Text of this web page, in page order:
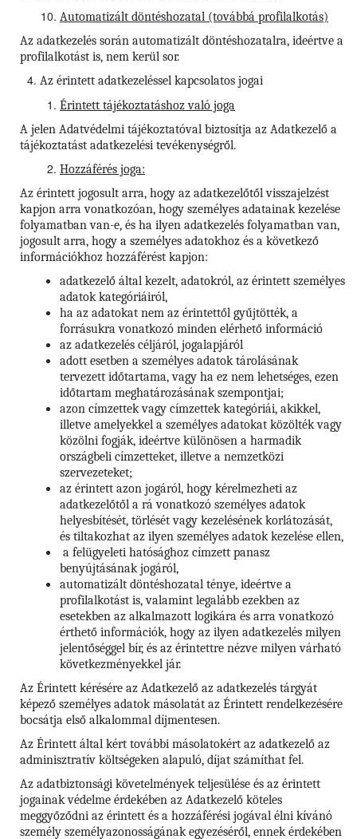
Automatizált döntéshozatal (továbbá profilalkotás)
Az adatkezelés során automatizált döntéshozatalra, ideértve a
profilalkotást is, nem kerül sor.
Az érintett adatkezeléssel kapcsolatos jogai
Érintett tájékoztatáshoz való joga
A jelen Adatvédelmi tájékoztatóval biztosítja az Adatkezelő a
tájékoztatást adatkezelési tevékenységről.
Hozzáférés joga:
Az érintett jogosult arra, hogy az adatkezelőtől visszajelzést
kapjon arra vonatkozóan, hogy személyes adatainak kezelése
folyamatban van-e, és ha ilyen adatkezelés folyamatban van,
jogosult arra, hogy a személyes adatokhoz és a következő
információkhoz hozzáférést kapjon:
adatkezelő által kezelt, adatokról, az érintett személyes
adatok kategóriáiról,
ha az adatokat nem az érintettől gyűjtötték, a
forrásukra vonatkozó minden elérhető információ
az adatkezelés céljáról, jogalapjáról
adott esetben a személyes adatok tárolásának
tervezett időtartama, vagy ha ez nem lehetséges, ezen
időtartam meghatározásának szempontjai;
azon címzettek vagy címzettek kategóriái, akikkel,
illetve amelyekkel a személyes adatokat közölték vagy
közölni fogják, ideértve különösen a harmadik
országbeli címzetteket, illetve a nemzetközi
szervezeteket;
az érintett azon jogáról, hogy kérelmezheti az
adatkezelőtől a rá vonatkozó személyes adatok
helyesbítését, törlését vagy kezelésének korlátozását,
és tiltakozhat az ilyen személyes adatok kezelése ellen,
a felügyeleti hatósághoz címzett panasz
benyújtásának jogáról,
automatizált döntéshozatal ténye, ideértve a
profilalkotást is, valamint legalább ezekben az
esetekben az alkalmazott logikára és arra vonatkozó
érthető információk, hogy az ilyen adatkezelés milyen
jelentőséggel bír, és az érintettre nézve milyen várható
következményekkel jár.
Az Érintett kérésére az Adatkezelő az adatkezelés tárgyát
képező személyes adatok másolatát az Érintett rendelkezésére
bocsátja első alkalommal díjmentesen.
Az Érintett által kért további másolatokért az adatkezelő az
adminisztratív költségeken alapuló, díjat számíthat fel.
Az adatbiztonsági követelmények teljesülése és az érintett
jogainak védelme érdekében az Adatkezelő köteles
meggyőződni az érintett és a hozzáférési jogával élni kívánó
személy személyazonosságának egyezéséről, ennek érdekében